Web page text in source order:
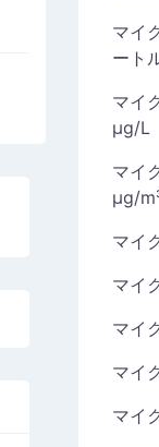
マイ
ート
マイ
µg/L
マイ
µg/
マイ
マイ
マイ
マイ
マイ